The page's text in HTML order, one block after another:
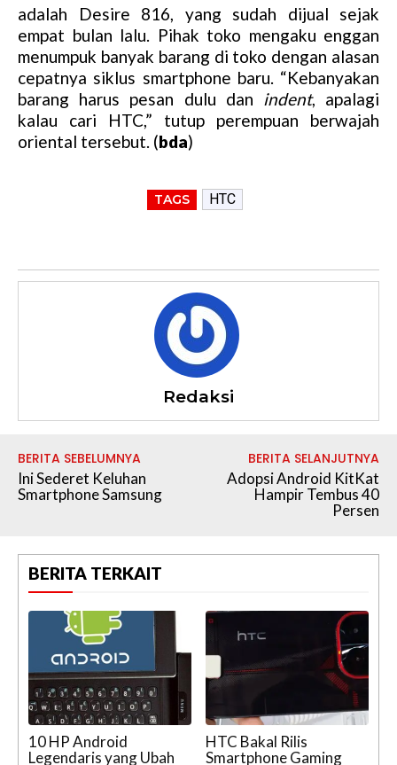
adalah Desire 816, yang sudah dijual sejak
empat bulan lalu. Pihak toko mengaku enggan
menumpuk banyak barang di toko dengan alasan
cepatnya siklus smartphone baru. “Kebanyakan
barang harus pesan dulu dan indent, apalagi
kalau cari HTC,” tutup perempuan berwajah
oriental tersebut. (bda)
TAGS HTC
Redaksi
BERITA SEBELUMNYA
Ini Sederet Keluhan
Smartphone Samsung
BERITA SELANJUTNYA
Adopsi Android KitKat
Hampir Tembus 40
Persen
BERITA TERKAIT
10 HP Android
Legendaris yang Ubah
HTC Bakal Rilis
Smartphone Gaming